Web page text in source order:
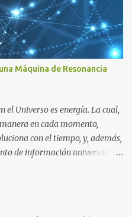
Máquina de Resonancia
el Universo es energía. La cual,
en cada momento,
con el tiempo, y, además,
de información universal lo
que no vemos y, de repente,